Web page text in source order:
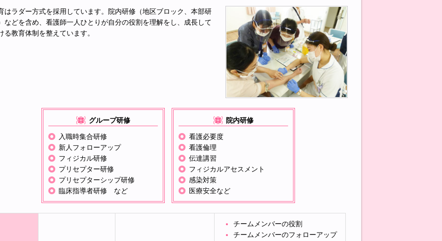
はラダー方式を採用しています。院内研修（地区ブロック、本部研
などを含め、看護師一人ひとりが自分の役割を理解をし、成長して
る教育体制を整えています。
グループ研修
入職時集合研修
新人フォローアップ
フィジカル研修
プリセプター研修
プリセプターシップ研修
臨床指導者研修 など
院内研修
看護必要度
看護倫理
伝達講習
フィジカルアセスメント
感染対策
医療安全など
チームメンバーの役割
チームメンバーのフォローアップ